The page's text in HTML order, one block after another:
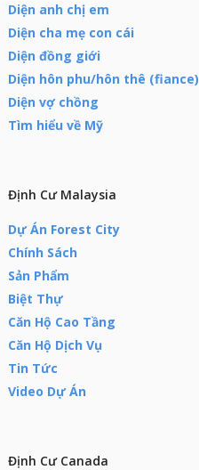
Diện anh chị em
Diện cha mẹ con cái
Diện đồng giới
Diện hôn phu/hôn thê (fiance)
Diện vợ chồng
Tìm hiểu về Mỹ
Định Cư Malaysia
Dự Án Forest City
Chính Sách
Sản Phẩm
Biệt Thự
Căn Hộ Cao Tầng
Căn Hộ Dịch Vụ
Tin Tức
Video Dự Án
Định Cư Canada